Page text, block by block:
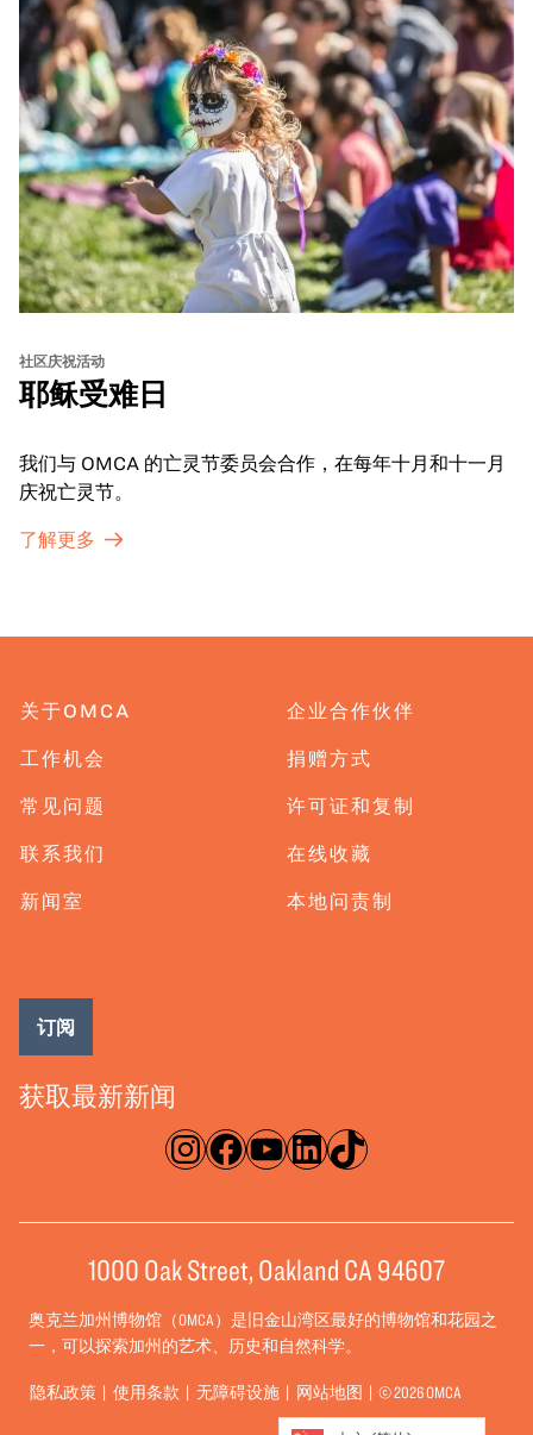
社区庆祝活动
耶稣受难日
我们与 OMCA 的亡灵节委员会合作，在每年十月和十一月
庆祝亡灵节。
了解更多
关于OMCA
工作机会
常见问题
联系我们
新闻室
企业合作伙伴
捐赠方式
许可证和复制
在线收藏
本地问责制
淘宝网脸书录像带ǞǞǞTikTok
获取最新新闻
订阅
1000 Oak Street, Oakland CA 94607
奥克兰加州博物馆（OMCA）是旧金山湾区最好的博物馆和花园之
一，可以探索加州的艺术、历史和自然科学。
隐私政策 使用条款 无障碍设施 网站地图 © 2026 OMCA